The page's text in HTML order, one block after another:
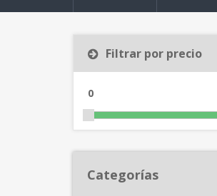
Filtrar por precio
0
Categorías